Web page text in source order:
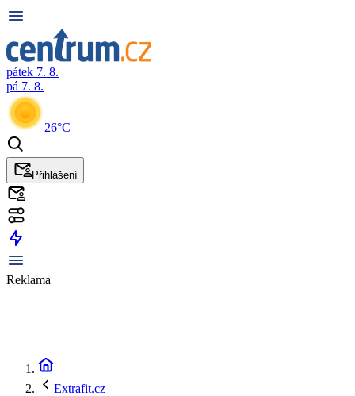
pátek 7. 8.
pá 7. 8.
26°C
Přihlášení
Reklama
Extrafit.cz